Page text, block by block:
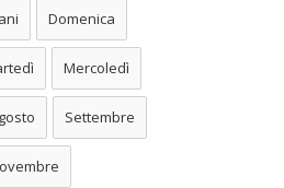
Domenica
Mercoledì
Settembre